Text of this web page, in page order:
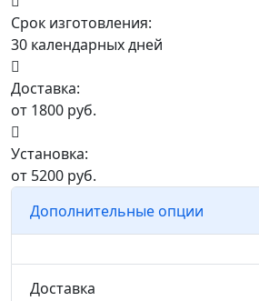
Срок изготовления:
30 календарных дней
Доставка:
от 1800 руб.
Установка:
от 5200 руб.
Дополнительные опции
Доставка